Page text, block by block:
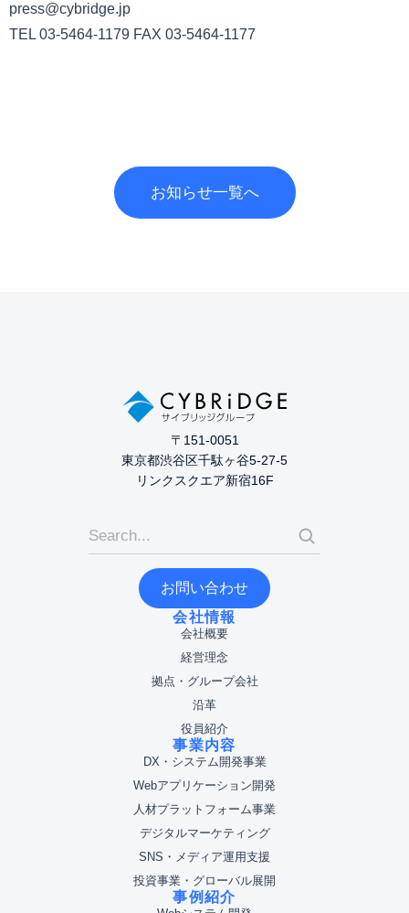
press@cybridge.jp
TEL 03-5464-1179 FAX 03-5464-1177
お知らせ一覧へ
〒151-0051
東京都渋谷区千駄ヶ谷5-27-5
リンクスクエア新宿16F
お問い合わせ
会社情報
会社概要
経営理念
拠点・グループ会社
沿革
役員紹介
事業内容
DX・システム開発事業
Webアプリケーション開発
人材プラットフォーム事業
デジタルマーケティング
SNS・メディア運用支援
投資事業・グローバル展開
事例紹介